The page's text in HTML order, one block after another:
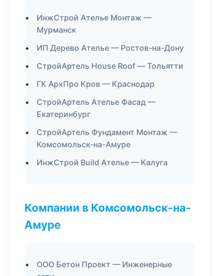
ИнжСтрой Ателье Монтаж —
Мурманск
ИП Дерево Ателье — Ростов-на-Дону
СтройАртель House Roof — Тольятти
ГК АрхПро Кров — Краснодар
СтройАртель Ателье Фасад —
Екатеринбург
СтройАртель Фундамент Монтаж —
Комсомольск-на-Амуре
ИнжСтрой Build Ателье — Калуга
Компании в Комсомольск-на-
Амуре
ООО Бетон Проект — Инженерные